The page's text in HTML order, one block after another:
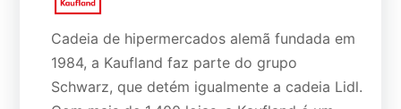
Cadeia de hipermercados alemã fundada em
1984, a Kaufland faz parte do grupo
Schwarz, que detém igualmente a cadeia Lidl.